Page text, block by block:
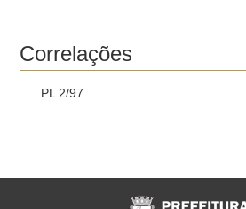
Correlações
PL 2/97